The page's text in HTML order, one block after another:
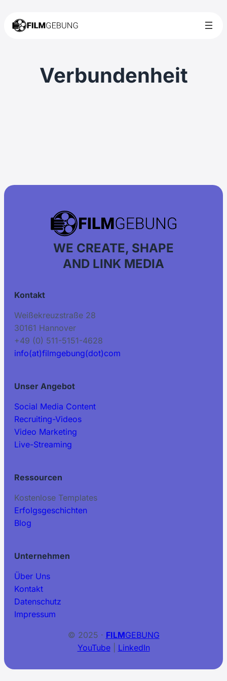
Verbundenheit
WE CREATE, SHAPE
AND LINK MEDIA
Kontakt
Weißekreuzstraße 28
30161 Hannover
+49 (0) 511-5151-4628
info(at)filmgebung(dot)com
Unser Angebot
Social Media Content
Recruiting-Videos
Video Marketing
Live-Streaming
Ressourcen
Kostenlose Templates
Erfolgsgeschichten
Blog
Unternehmen
Über Uns
Kontakt
Datenschutz
Impressum
© 2025 · FILMGEBUNG
YouTube| LinkedIn